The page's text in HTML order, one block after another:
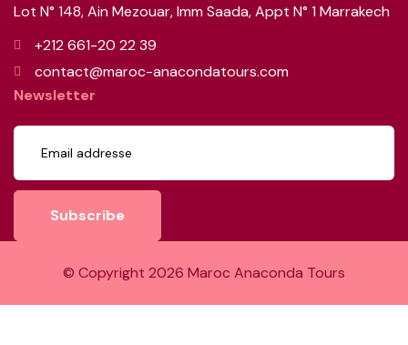
Lot N° 148, Ain Mezouar, Imm Saada, Appt N° 1 Marrakech
+212 661-20 22 39
contact@maroc-anacondatours.com
Newsletter
Subscribe
© Copyright 2026 Maroc Anaconda Tours